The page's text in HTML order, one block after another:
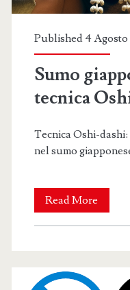
mossa
komi
Published 4
Sumo
tecnica
Tecnica Oshi-
nel sumo
Read More